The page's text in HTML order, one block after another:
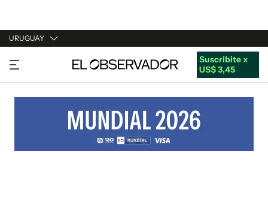
URUGUAY
URUGUAY
ARGENTINA
ESTADOS UNIDOS
Suscribite x
US$ 3,45